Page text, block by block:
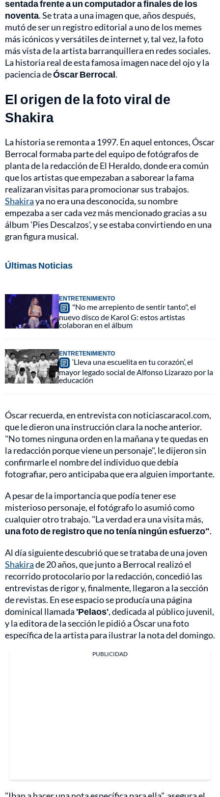
sentada frente a un computador a finales de los
noventa. Se trata a una imagen que, años después,
mutó de ser un registro editorial a uno de los memes
más icónicos y versátiles de internet y, tal vez, la foto
más vista de la artista barranquillera en redes sociales.
La historia real de esta famosa imagen nace del ojo y la
paciencia deÓscar Berrocal.
El origen de la foto viral de
Shakira
La historia se remonta a 1997. En aquel entonces, Óscar
Berrocal formaba parte del equipo de fotógrafos de
planta de la redacción de El Heraldo, donde era común
que los artistas que empezaban a saborear la fama
realizaran visitas para promocionar sus trabajos.
Shakiraya no era una desconocida, su nombre
empezaba a ser cada vez más mencionado gracias a su
álbum 'Pies Descalzos', y se estaba convirtiendo en una
gran figura musical.
Últimas Noticias
ENTRETENIMIENTO
"No me arrepiento de sentir tanto", el
nuevo disco de Karol G: estos artistas
colaboran en el álbum
ENTRETENIMIENTO
‘Lleva una escuelita en tu corazón’, el
mayor legado social de Alfonso Lizarazo por la
educación
Óscar recuerda, en entrevista con noticiascaracol.com,
que le dieron una instrucción clara la noche anterior.
"No tomes ninguna orden en la mañana y te quedas en
la redacción porque viene un personaje", le dijeron sin
confirmarle el nombre del individuo que debía
fotografiar, pero anticipaba que era alguien importante.
A pesar de la importancia que podía tener ese
misterioso personaje, el fotógrafo lo asumió como
cualquier otro trabajo. "La verdad era una visita más,
una foto de registro que no tenía ningún esfuerzo".
Al día siguiente descubrió que se trataba de una joven
Shakirade 20 años, que junto a Berrocal realizó el
recorrido protocolario por la redacción, concedió las
entrevistas de rigor y, finalmente, llegaron a la sección
de revistas. En ese espacio se producía una página
dominical llamada 'Pelaos', dedicada al público juvenil,
y la editora de la sección le pidió a Óscar una foto
específica de la artista para ilustrar la nota del domingo.
PUBLICIDAD